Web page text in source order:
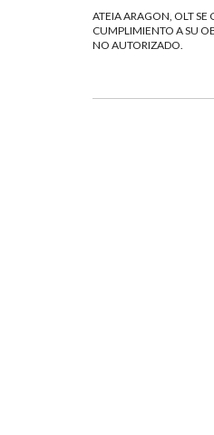
ATEIA ARAGON, OLT SE
CUMPLIMIENTO A SU
NO AUTORIZADO.